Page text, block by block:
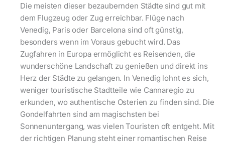
Die meisten dieser bezaubernden Städte sind gut mit
dem Flugzeug oder Zug erreichbar. Flüge nach
Venedig, Paris oder Barcelona sind oft günstig,
besonders wenn im Voraus gebucht wird. Das
Zugfahren in Europa ermöglicht es Reisenden, die
wunderschöne Landschaft zu genießen und direkt ins
Herz der Städte zu gelangen. In Venedig lohnt es sich,
weniger touristische Stadtteile wie Cannaregio zu
erkunden, wo authentische Osterien zu finden sind. Die
Gondelfahrten sind am magischsten bei
Sonnenuntergang, was vielen Touristen oft entgeht. Mit
der richtigen Planung steht einer romantischen Reise